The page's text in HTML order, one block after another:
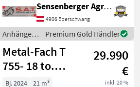
Ballenanhänger,
Ballentransportwagen mit
hydraulischer Ladungssiche
Sensenberger Agrar-Technik
4906 Eberschwang
Anhänger /
Metal-Fach
Premium Gold Händler
Metal-Fach T
755- 18 to.
Tandemkipper-
29.990
€
inkl. 20 %
Bj. 2024
21 m³